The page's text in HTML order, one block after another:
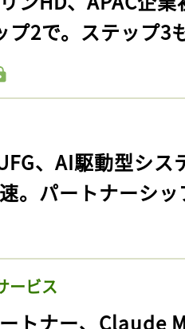
プ2で。ステップ3
、AI駆動型シ
。パートナーシ
ービス
ートナー、Claude